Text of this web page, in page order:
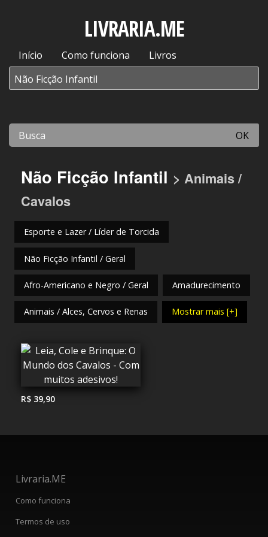
LIVRARIA.ME
Início Como funciona Livros
OK
Não Ficção Infantil > Animais /
Cavalos
Esporte e Lazer / Líder de Torcida
Não Ficção Infantil / Geral
Afro-Americano e Negro / Geral Amadurecimento
Animais / Alces, Cervos e Renas Mostrar mais [+]
R$ 39,90
Livraria.ME
Como funciona
Termos de uso